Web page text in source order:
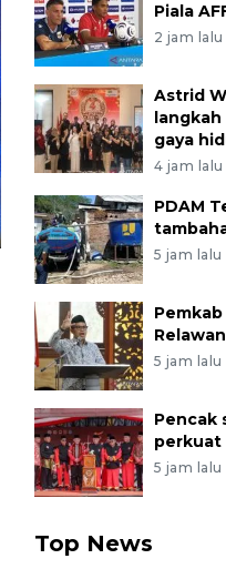
Piala
2 jam lalu
Astrid
langkah
gaya
4 jam lalu
PDAM
5 jam lalu
5 jam lalu
Pencak
perkuat
5 jam lalu
Top News